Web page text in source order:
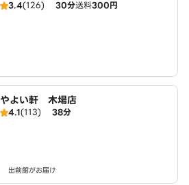
3.4(126) 30分送料300円
やよい軒 木場店
4.1(113) 38分
出前館がお届け